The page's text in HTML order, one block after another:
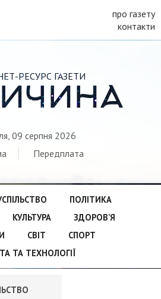
про газету
контакти
РЕСУРС ГАЗЕТИ
09 серпня 2026
Передплата
ПОЛІТИКА
КУЛЬТУРА
ЗДОРОВ’Я
СВІТ
СПОРТ
ТА ТЕХНОЛОГІЇ